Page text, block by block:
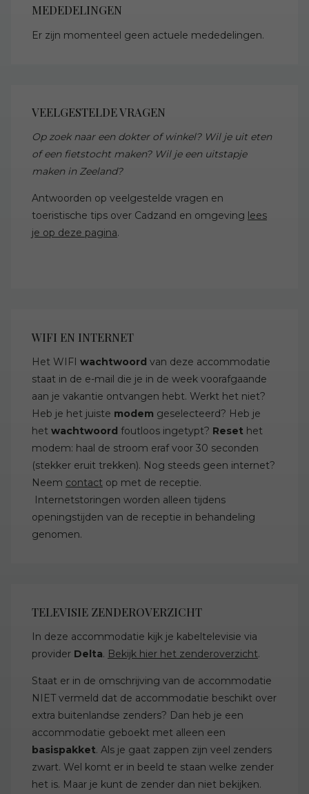
MEDEDELINGEN
Er zijn momenteel geen actuele mededelingen.
VEELGESTELDE VRAGEN
Op zoek naar een dokter of winkel? Wil je uit eten
of een fietstocht maken? Wil je een uitstapje
maken in Zeeland?
Antwoorden op veelgestelde vragen en
toeristische tips over Cadzand en omgeving lees
je op deze pagina.
WIFI EN INTERNET
Het WIFI wachtwoord van deze accommodatie
staat in de e-mail die je in de week voorafgaande
aan je vakantie ontvangen hebt. Werkt het niet?
Heb je het juiste modem geselecteerd? Heb je
het wachtwoord foutloos ingetypt? Reset het
modem: haal de stroom eraf voor 30 seconden
(stekker eruit trekken). Nog steeds geen internet?
Neem contact op met de receptie.
Internetstoringen worden alleen tijdens
openingstijden van de receptie in behandeling
genomen.
TELEVISIE ZENDEROVERZICHT
In deze accommodatie kijk je kabeltelevisie via
provider Delta. Bekijk hier het zenderoverzicht.
Staat er in de omschrijving van de accommodatie
NIET vermeld dat de accommodatie beschikt over
extra buitenlandse zenders? Dan heb je een
accommodatie geboekt met alleen een
basispakket. Als je gaat zappen zijn veel zenders
zwart. Wel komt er in beeld te staan welke zender
het is. Maar je kunt de zender dan niet bekijken.